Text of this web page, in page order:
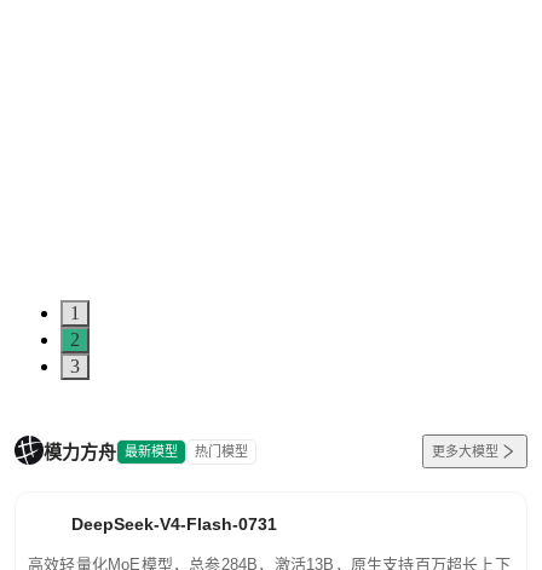
1
2
3
模力方舟 最新模型 热门模型 更多大模型
DeepSeek-V4-Flash-0731
高效轻量化MoE模型，总参284B，激活13B，原生支持百万超长上下